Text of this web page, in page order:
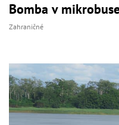
Bomba v
Zahraničné